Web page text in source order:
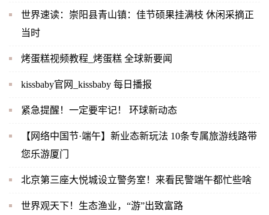
世界速读：崇阳县青山镇：佳节硕果挂满枝 休闲采摘正
当时
烤蛋糕视频教程_烤蛋糕 全球新要闻
kissbaby官网_kissbaby 每日播报
紧急提醒！一定要牢记！ 环球新动态
【网络中国节·端午】新业态新玩法 10条专属旅游线路带
您乐游厦门
北京第三座大悦城设立警务室！来看民警端午都忙些啥
世界观天下！生态渔业，“游”出致富路